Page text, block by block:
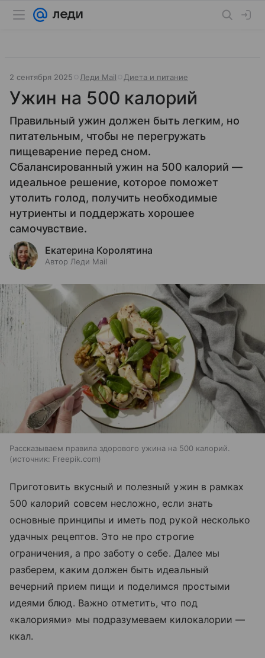
2 сентября 2025 Леди Mail Диета и питание
Ужин на 500 калорий
Правильный ужин должен быть легким, но
питательным, чтобы не перегружать
пищеварение перед сном.
Сбалансированный ужин на 500 калорий —
идеальное решение, которое поможет
утолить голод, получить необходимые
нутриенты и поддержать хорошее
самочувствие.
Екатерина Королятина
Автор Леди Mail
Рассказываем правила здорового ужина на 500 калорий.
источник: Freepik.com
Приготовить вкусный и полезный ужин в рамках
500 калорий совсем несложно, если знать
основные принципы и иметь под рукой несколько
удачных рецептов. Это не про строгие
ограничения, а про заботу о себе. Далее мы
разберем, каким должен быть идеальный
вечерний прием пищи и поделимся простыми
идеями блюд. Важно отметить, что под
«калориями» мы подразумеваем килокалории —
ккал.